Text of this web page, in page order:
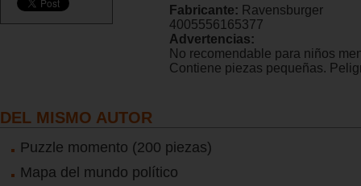
Fabricante: Ravensburger
4005556165377
Advertencias:
No recomendable para niños
Contiene piezas pequeñas.
DEL MISMO AUTOR
Puzzle momento (200 piezas)
Mapa del mundo político